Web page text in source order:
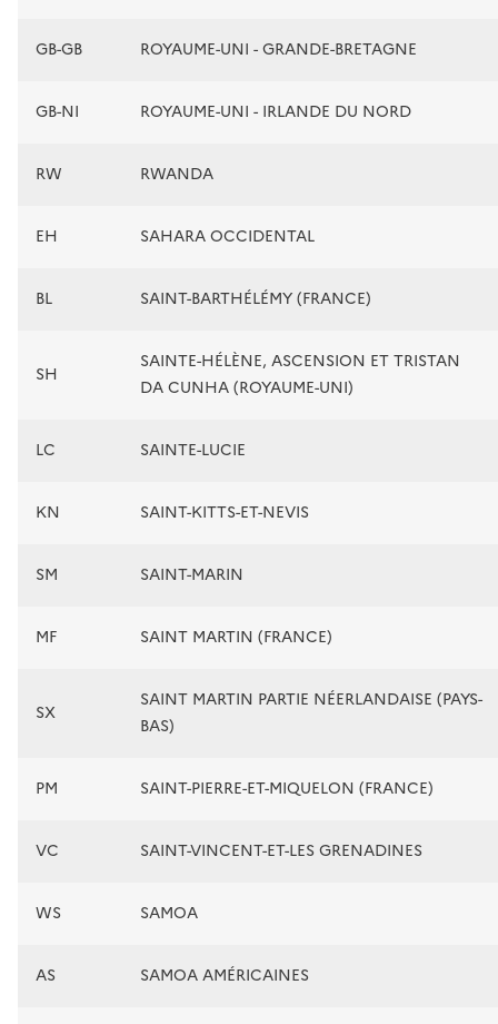
GB-GB ROYAUME-UNI - GRANDE-BRETAGNE
GB-NI ROYAUME-UNI - IRLANDE DU NORD
RW RWANDA
EH SAHARA OCCIDENTAL
BL SAINT-BARTHÉLÉMY (FRANCE)
SH
SAINTE-HÉLÈNE, ASCENSION ET TRISTAN
DA CUNHA (ROYAUME-UNI)
LC SAINTE-LUCIE
KN SAINT-KITTS-ET-NEVIS
SM SAINT-MARIN
MF SAINT MARTIN (FRANCE)
SX
SAINT MARTIN PARTIE NÉERLANDAISE (PAYS-
BAS)
PM SAINT-PIERRE-ET-MIQUELON (FRANCE)
VC SAINT-VINCENT-ET-LES GRENADINES
WS SAMOA
AS SAMOA AMÉRICAINES